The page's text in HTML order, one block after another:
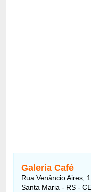
Galeria Café
Rua Venâncio Aires,
Santa Maria - RS -